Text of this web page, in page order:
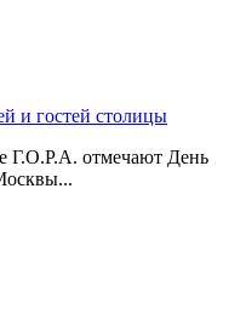
и гостей столицы
Г.О.Р.А. отмечают День